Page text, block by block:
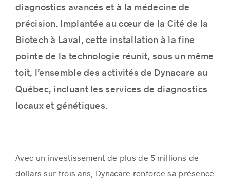
diagnostics avancés et à la médecine de
précision. Implantée au cœur de la Cité de la
Biotech à Laval, cette installation à la fine
pointe de la technologie réunit, sous un même
toit, l’ensemble des activités de Dynacare au
Québec, incluant les services de diagnostics
locaux et génétiques.
Avec un investissement de plus de 5 millions de
dollars sur trois ans, Dynacare renforce sa présence